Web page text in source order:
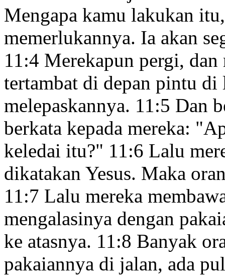
Mengapa kamu lakukan
memerlukannya. Ia akan
11:4 Merekapun pergi, dan
tertambat di depan pintu di
melepaskannya. 11:5 Dan
berkata kepada mereka:
keledai itu?" 11:6 Lalu
dikatakan Yesus. Maka
11:7 Lalu mereka
mengalasinya dengan
ke atasnya. 11:8 Banyak
pakaiannya di jalan, ada